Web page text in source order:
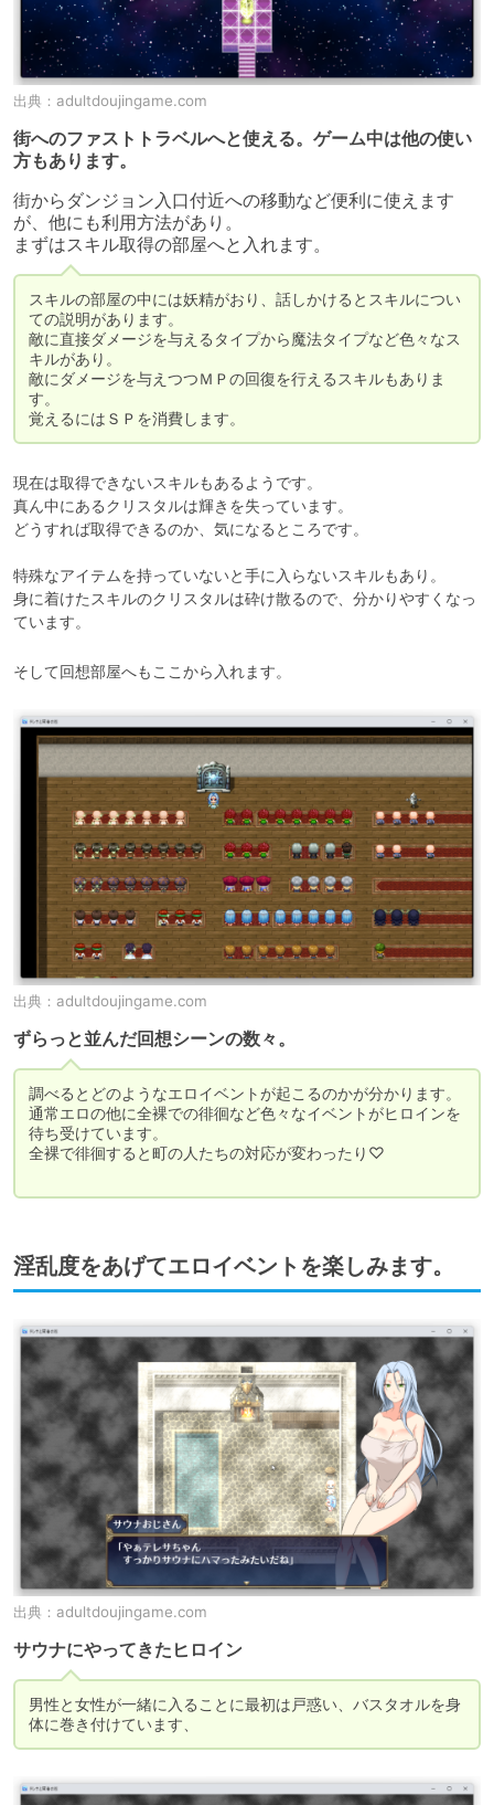
出典： adultdoujingame.com
街へのファストトラベルへと使える。ゲーム中は他の使い
方もあります。
街からダンジョン入口付近への移動など便利に使えます
が、他にも利用方法があり。
まずはスキル取得の部屋へと入れます。
スキルの部屋の中には妖精がおり、話しかけるとスキルについ
ての説明があります。
敵に直接ダメージを与えるタイプから魔法タイプなど色々なス
キルがあり。
敵にダメージを与えつつＭＰの回復を行えるスキルもありま
す。
覚えるにはＳＰを消費します。
現在は取得できないスキルもあるようです。
真ん中にあるクリスタルは輝きを失っています。
どうすれば取得できるのか、気になるところです。
特殊なアイテムを持っていないと手に入らないスキルもあり。
身に着けたスキルのクリスタルは砕け散るので、分かりやすくなっ
そして回想部屋へもここから入れます。
出典： adultdoujingame.com
ずらっと並んだ回想シーンの数々。
調べるとどのようなエロイベントが起こるのかが分かります。
通常エロの他に全裸での徘徊など色々なイベントがヒロインを
待ち受けています。
全裸で徘徊すると町の人たちの対応が変わったり♡
淫乱度をあげてエロイベントを楽しみます。
出典： adultdoujingame.com
サウナにやってきたヒロイン
男性と女性が一緒に入ることに最初は戸惑い、バスタオルを身
体に巻き付けています、